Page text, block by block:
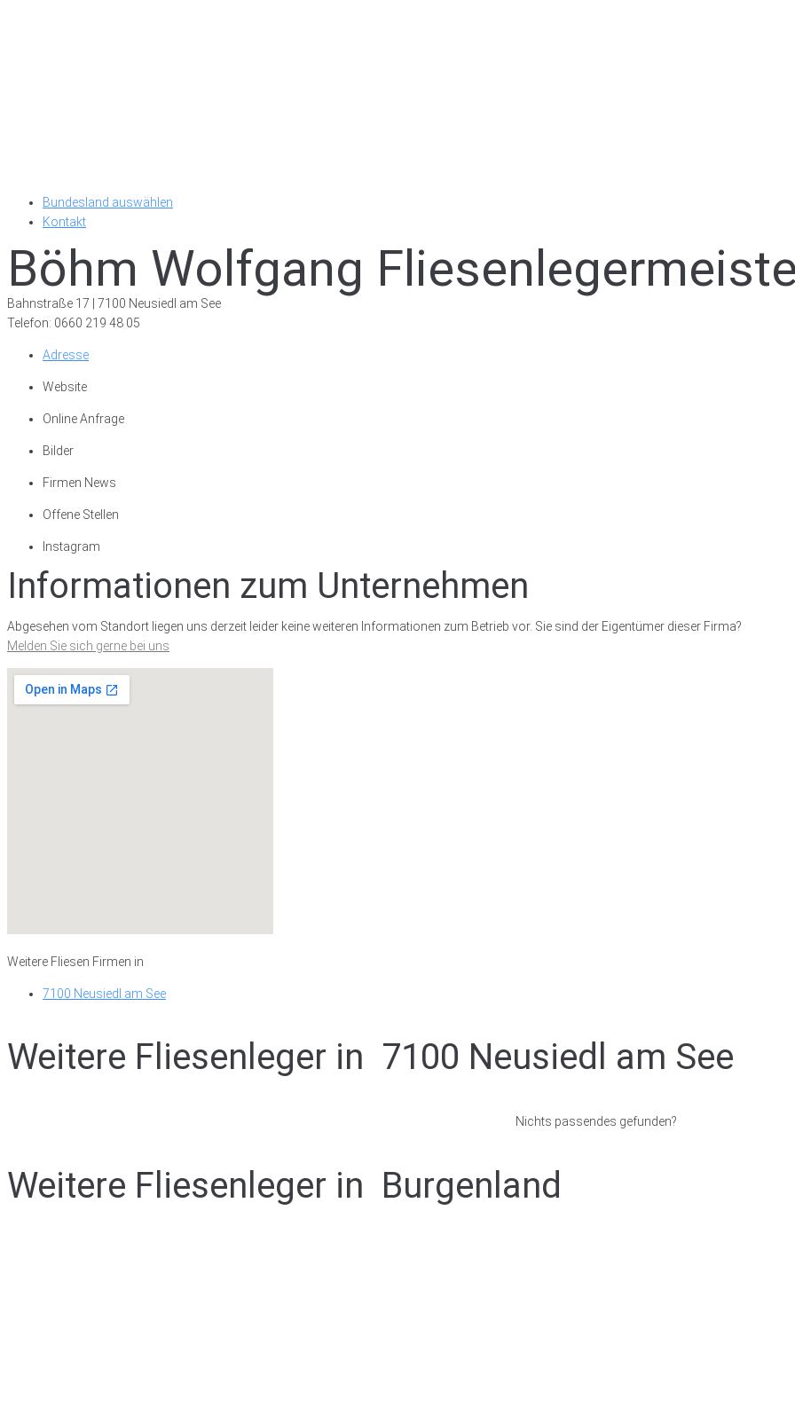
Bundesland auswählen
Kontakt
Böhm Wolfgang
Bahnstraße 17 | 7100 Neusiedl am See
Telefon: 0660 219 48 05
Adresse
Website
Online Anfrage
Bilder
Firmen News
Offene Stellen
Instagram
Informationen zum Unternehmen
Abgesehen vom Standort liegen uns derzeit leider keine weiteren Informationen zum Betrieb vor. Sie sind der Eigentümer dieser Firma?
Melden Sie sich gerne bei uns
Weitere Fliesen Firmen in
7100 Neusiedl am See
Weitere Fliesenleger in 7100 Neusiedl am See
Nichts passendes gefunden?
Weitere Fliesenleger in Burgenland